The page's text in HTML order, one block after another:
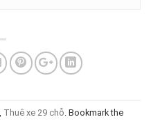
Thuê xe 29 chỗ . Bookmark the